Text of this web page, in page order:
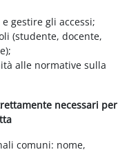
gestire gli accessi;
(studente, docente,
alle normative sulla
necessari per
comuni: nome,